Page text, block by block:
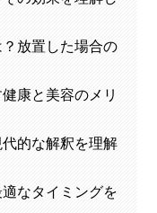
放置した場合の
康と美容のメリ
的な解釈を理解
なタイミングを